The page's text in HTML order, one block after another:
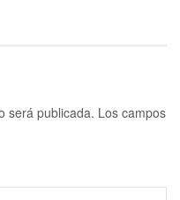
será publicada. Los campos